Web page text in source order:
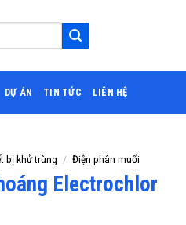
DỰ ÁN TIN TỨC LIÊN HỆ
bị khử trùng / Điện phân muối
Electrochlor